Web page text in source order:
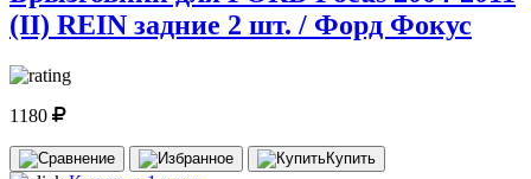
(II) REIN задние 2 шт. / Форд Фокус
1180
Купить